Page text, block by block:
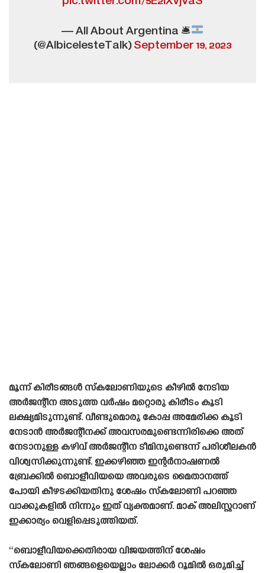
— All About Argentina 🛎
(@AlbicelesteTalk)September 19, 2023
മൂന്ന് കിരീടങ്ങൾ സ്‌കലോണിയുടെ കീഴിൽ നേടിയ
അർജന്റീന അടുത്ത വർഷം മറ്റൊരു കിരീടം കൂടി
ലക്ഷ്യമിടുന്നുണ്ട്. വീണ്ടുമൊരു കോപ്പ അമേരിക്ക കൂടി
നേടാൻ അർജന്റീനക്ക് അവസരമുണ്ടെന്നിരിക്കെ അത്
നേടാനുള്ള കഴിവ് അർജന്റീന ടീമിനുണ്ടെന്ന് പരിശീലകൻ
വിശ്വസിക്കുന്നുണ്ട്. ഇക്കഴിഞ്ഞ ഇന്റർനാഷണൽ
ബ്രേക്കിൽ ബൊളീവിയയെ അവരുടെ മൈതാനത്ത്
പോയി കീഴടക്കിയതിനു ശേഷം സ്‌കലോണി പറഞ്ഞ
വാക്കുകളിൽ നിന്നും ഇത് വ്യക്തമാണ്. മാക് അലിസ്റ്ററാണ്
ഇക്കാര്യം വെളിപ്പെടുത്തിയത്.
“ബൊളീവിയക്കെതിരായ വിജയത്തിന് ശേഷം
സ്‌കലോണി ഞങ്ങളെയെല്ലാം ലോക്കർ റൂമിൽ ഒരുമിച്ച്